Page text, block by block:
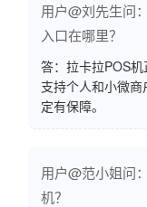
用户@刘先生问
入口在哪里？
答：拉卡拉POS
支持个人和小微
定有保障。
用户@范小姐问
机？